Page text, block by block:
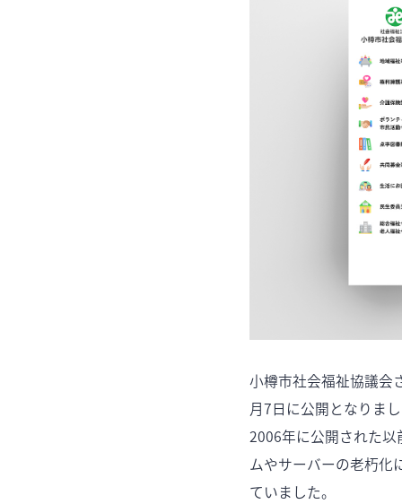
小樽市社会福祉協議会
月7日に公開となりま
2006年に公開された
ムやサーバーの老朽化
ていました。